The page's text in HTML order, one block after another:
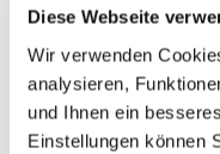
Diese Webseite
Wir verwenden
analysieren,
und Ihnen ein
Einstellungen können